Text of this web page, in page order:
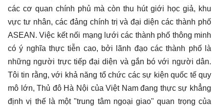
các cơ quan chính phủ mà còn thu hút giới học giả, khu
vực tư nhân, các đảng chính trị và đại diện các thành phố
ASEAN. Việc kết nối mạng lưới các thành phố thông minh
có ý nghĩa thực tiễn cao, bởi lãnh đạo các thành phố là
những người trực tiếp đại diện và gắn bó với người dân.
Tôi tin rằng, với khả năng tổ chức các sự kiện quốc tế quy
mô lớn, Thủ đô Hà Nội của Việt Nam đang thực sự khẳng
định vị thế là một "trung tâm ngoại giao" quan trọng của